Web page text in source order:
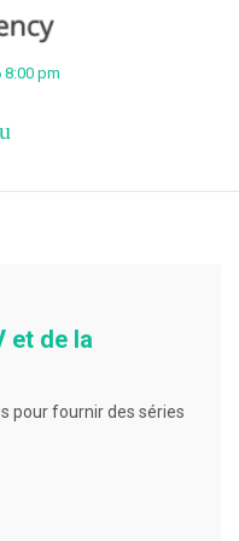
8:00 pm
et de la
pour fournir des séries